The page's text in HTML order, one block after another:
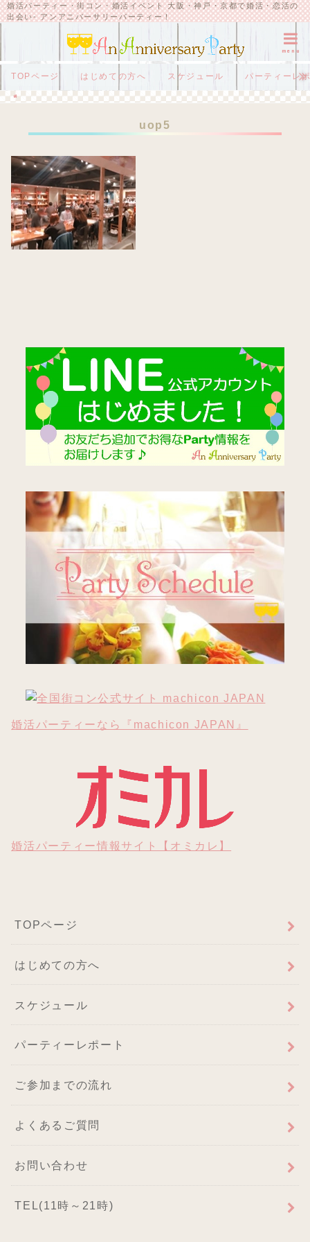
婚活パーティー・街コン・婚活イベント 大阪・神戸・京都で婚活・恋活の
出会い- アンアニバーサリーパーティー！
menu
TOPページ はじめての方へ スケジュール パーティーレ
HOME uop5
uop5
婚活パーティーなら『machicon JAPAN』
婚活パーティー情報サイト【オミカレ】
TOPページ
はじめての方へ
スケジュール
パーティーレポート
ご参加までの流れ
よくあるご質問
お問い合わせ
TEL(11時～21時)